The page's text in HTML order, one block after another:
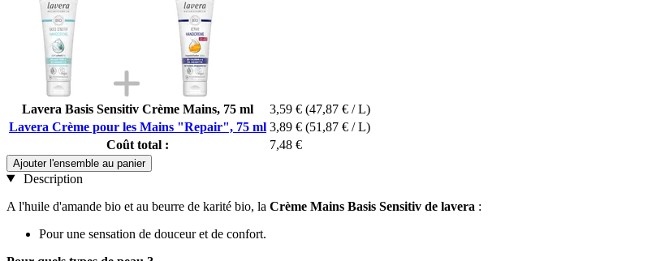
Lavera Basis Sensitiv Crème Mains, 75 ml 3,59 € (47,87 € / L)
Lavera Crème pour les Mains "Repair", 75 ml 3,89 € (51,87 € / L)
Coût total :
7,48 €
Ajouter l'ensemble au panier
Description
A l'huile d'amande bio et au beurre de karité bio, la Crème Mains Basis Sensitiv de lavera :
Pour une sensation de douceur et de confort.